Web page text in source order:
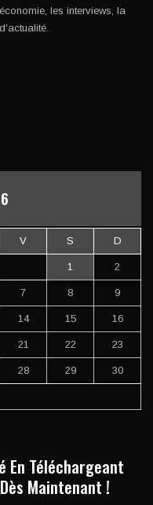
les interviews, la
V S D
1 2
7 8 9
14 15 16
21 22 23
28 29 30
En Téléchargeant
Maintenant !